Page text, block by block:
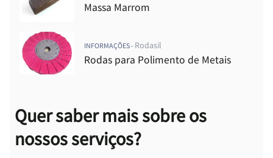
Massa Marrom
INFORMAÇÕES - Rodasil
Rodas para Polimento de Metais
Quer saber mais sobre os
nossos serviços?